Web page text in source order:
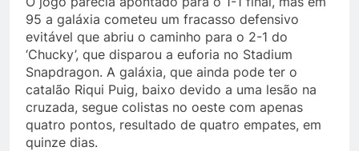
95 a galáxia cometeu um fracasso defensivo
evitável que abriu o caminho para o 2-1 do
‘Chucky’, que disparou a euforia no Stadium
Snapdragon. A galáxia, que ainda pode ter o
catalão Riqui Puig, baixo devido a uma lesão na
cruzada, segue colistas no oeste com apenas
quatro pontos, resultado de quatro empates, em
quinze dias.